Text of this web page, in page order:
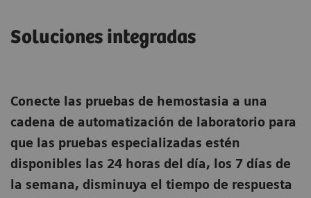
Soluciones integradas
Conecte las pruebas de hemostasia a una
cadena de automatización de laboratorio para
que las pruebas especializadas estén
disponibles las 24 horas del día, los 7 días de
la semana, disminuya el tiempo de respuesta